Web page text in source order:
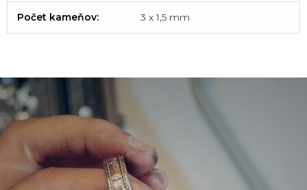
Počet kameňov: 3 x 1,5 mm